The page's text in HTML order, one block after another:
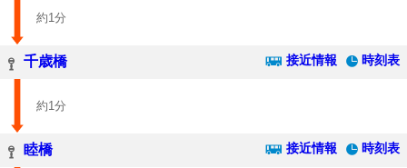
約1分
千歳橋 接近情報 時刻表
約1分
睦橋 接近情報 時刻表